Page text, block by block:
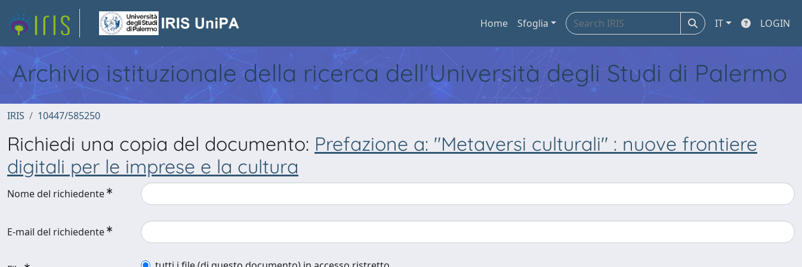
Home Sfoglia IT LOGIN
Archivio istituzionale della ricerca dell'Università degli Studi di Palermo
IRIS 10447/585250
Richiedi una copia del documento: Prefazione a: "Metaversi culturali" : nuove frontiere
digitali per le imprese e la cultura
Nome del richiedente
E-mail del richiedente